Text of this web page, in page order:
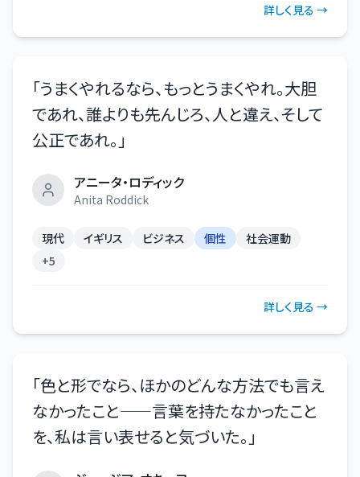
詳しく見る →
「うまくやれるなら、もっとうまくやれ。大胆
であれ、誰よりも先んじろ、人と違え、そして
公正であれ。 」
アニータ・ロディック
Anita Roddick
現代 イギリス ビジネス 個性
社会運動
+5
詳しく見る →
「色と形でなら、ほかのどんな方法でも言え
なかったこと——言葉を持たなかったこと
を、私は言い表せると気づいた。 」